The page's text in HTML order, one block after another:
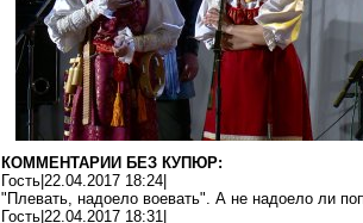
КОММЕНТАРИИ БЕЗ КУПЮР:
Гость|22.04.2017 18:24|
"Плевать, надоело воевать". А не надоело ли
Гость|22.04.2017 18:31|